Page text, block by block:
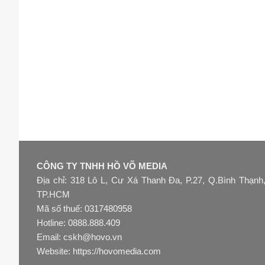
CÔNG TY TNHH HỒ VÕ MEDIA
Địa chỉ: 318 Lô L, Cư Xá Thanh Đa, P.27, Q.Bình Thạnh,
TP.HCM
Mã số thuế: 0317480958
Hotline: 0888.888.409
Email: cskh@hovo.vn
Website: https://hovomedia.com